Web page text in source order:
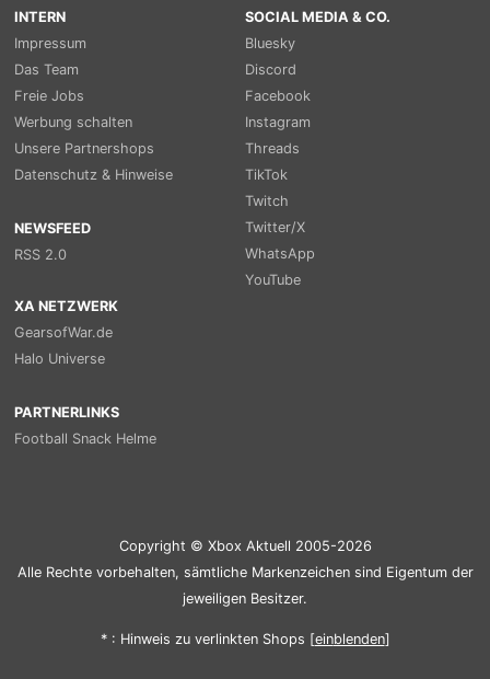
INTERN
Impressum
Das Team
Freie Jobs
Werbung schalten
Unsere Partnershops
Datenschutz & Hinweise
NEWSFEED
RSS 2.0
SOCIAL MEDIA & CO.
Bluesky
Discord
Facebook
Instagram
Threads
TikTok
Twitch
Twitter/X
WhatsApp
YouTube
XA NETZWERK
GearsofWar.de
Halo Universe
PARTNERLINKS
Football Snack Helme
Copyright © Xbox Aktuell 2005-2026
Alle Rechte vorbehalten, sämtliche Markenzeichen sind Eigentum der
jeweiligen Besitzer.
* : Hinweis zu verlinkten Shops [einblenden]